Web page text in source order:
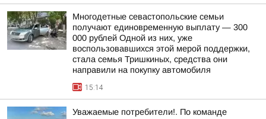
Многодетные севастопольские семьи
получают единовременную выплату — 300
000 рублей Одной из них, уже
воспользовавшихся этой мерой поддержки,
стала семья Тришкиных, средства они
направили на покупку автомобиля
15:14
Уважаемые потребители!. По команде